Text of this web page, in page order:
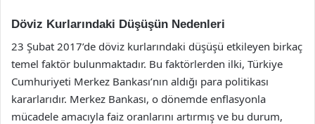
Döviz Kurlarındaki Düşüşün Nedenleri
23 Şubat 2017’de döviz kurlarındaki düşüşü etkileyen birkaç
temel faktör bulunmaktadır. Bu faktörlerden ilki, Türkiye
Cumhuriyeti Merkez Bankası’nın aldığı para politikası
kararlarıdır. Merkez Bankası, o dönemde enflasyonla
mücadele amacıyla faiz oranlarını artırmış ve bu durum,